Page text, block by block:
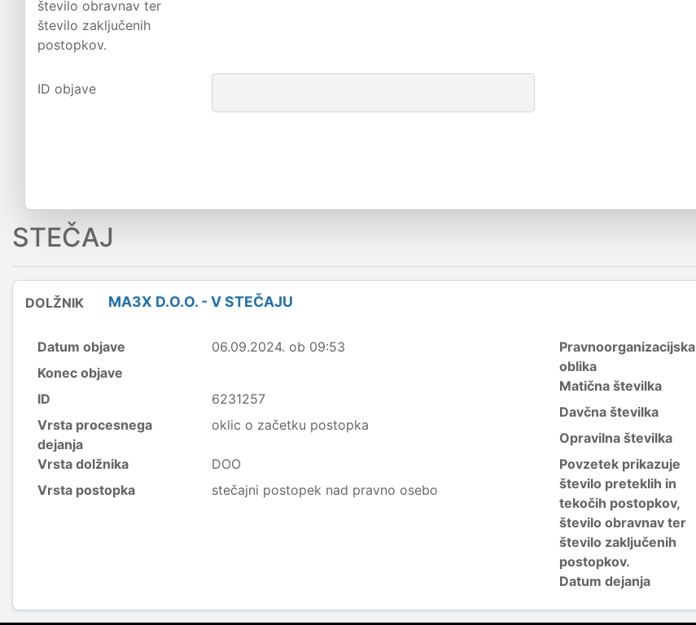
število obravnav ter
število zaključenih
postopkov.
ID objave
STEČAJ
DOLŽNIK MA3X D.O.O. - V STEČAJU
Datum objave
06.09.2024. ob 09:53
Konec objave
ID
6231257
Vrsta procesnega
dejanja
oklic o začetku postopka
Vrsta dolžnika
DOO
Vrsta postopka
stečajni postopek nad pravno osebo
Pravnoorganizacijska
oblika
Matična številka
Davčna številka
Opravilna številka
Povzetek prikazuje
število preteklih in
tekočih postopkov,
število obravnav ter
število zaključenih
postopkov.
Datum dejanja